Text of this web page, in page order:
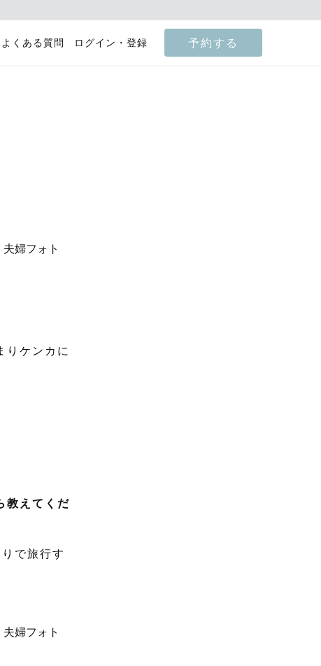
よくある質問 ログイン・登録 予約する
りケンカに
教えてくだ
で旅行す